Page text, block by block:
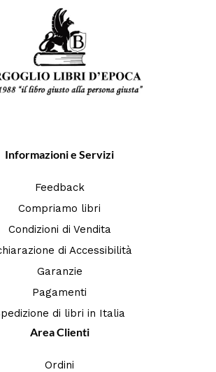
Informazioni e Servizi
Feedback
Compriamo libri
Condizioni di Vendita
di Accessibilità
Garanzie
Pagamenti
di libri in Italia
Area Clienti
Ordini